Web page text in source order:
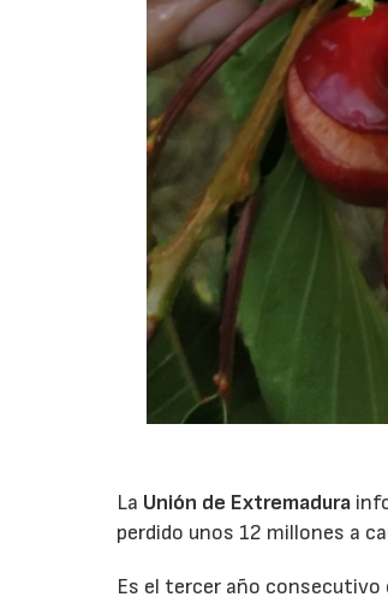
La Unión de Extremadura
perdido unos 12 millones a
Es el tercer año consecutivo